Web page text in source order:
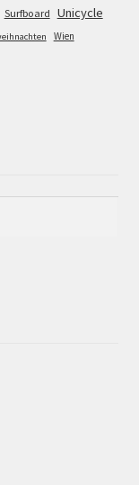
Surfboard Unicycle
Wien